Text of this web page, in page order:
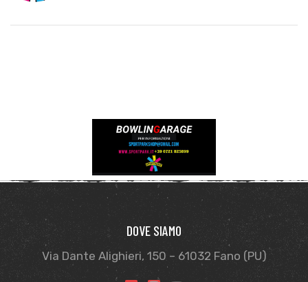
DOVE SIAMO
Via Dante Alighieri, 150 – 61032 Fano (PU)